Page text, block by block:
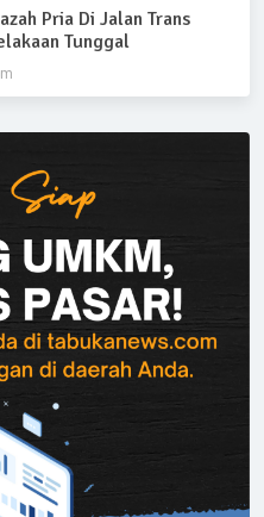
Pria Di Jalan Trans
Tunggal